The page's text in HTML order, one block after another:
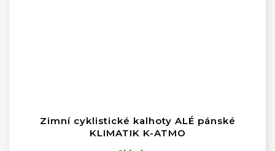
Zimní cyklistické kalhoty ALÉ pánské
KLIMATIK K-ATMO